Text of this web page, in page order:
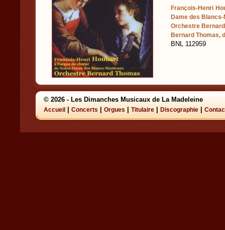
François-Henri
Dame des
Orchestre
Bernard Thomas,
BNL 112959
© 2026 - Les Dimanches Musicaux de La Madeleine
Accueil Concerts Orgues Titulaire Discographie